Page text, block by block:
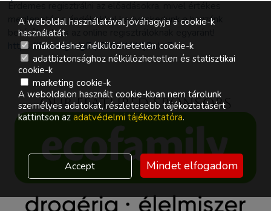
meglepetés ajándékokkal kedveskedünk a hozzánk
betérőknek és az online regisztrálóknak egyaránt!
https://forms.gle/gEqiE9SV1f4QBxLz7
Our featured sponsors
A weboldal használatával jóváhagyja a cookie-k
használatát.
működéshez nélkülözhetetlen cookie-k
adatbiztonsághoz nélkülözhetetlen és statisztikai
cookie-k
marketing cookie-k
A weboldalon használt cookie-kban nem tárolunk
személyes adatokat, részletesebb tájékoztatásért
kattintson az adatvédelmi tájékoztatóra.
Accept Mindet elfogadom